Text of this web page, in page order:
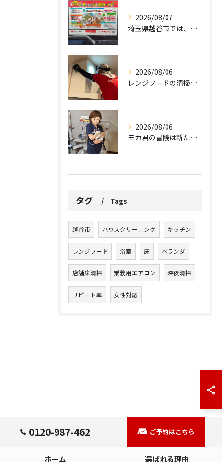
2026/08/07
埼玉県越谷市では、働きながら子育てをする家庭が増える中、ハウ...
2026/08/06
レンジフードの清掃、忘れていませんか？
2026/08/06
モカ君の冒険は新たな幕を開けました。
タグ Tags
越谷市 ハウスクリーニング キッチン
レンジフード 浴室 床 ベランダ
店舗床清掃 業務用エアコン 深夜清掃
リピート率 女性対応
0120-987-462 ご予約はこちら
ホーム 選ばれる理由